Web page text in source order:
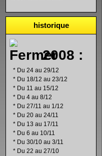
historique
2008 :
* Du 24 au 29/12
* Du 18/12 au 23/12
* Du 11 au 15/12
* Du 4 au 8/12
* Du 27/11 au 1/12
* Du 20 au 24/11
* Du 13 au 17/11
* Du 6 au 10/11
* Du 30/10 au 3/11
* Du 22 au 27/10